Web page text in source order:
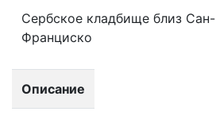
Сербское кладбище близ Сан-
Франциско
Описание